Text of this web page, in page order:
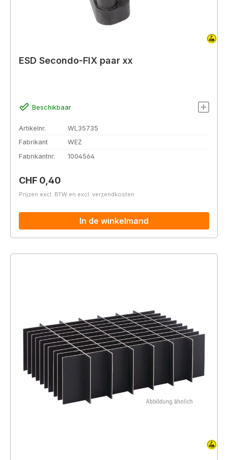
ESD Secondo-FIX paar xx
Beschikbaar
Artikelnr.
WL35735
Fabrikant
WEZ
Fabrikantnr.
1004564
Normale prijs:
CHF 0,40
Prijzen excl. BTW en excl. verzendkosten
In de winkelmand